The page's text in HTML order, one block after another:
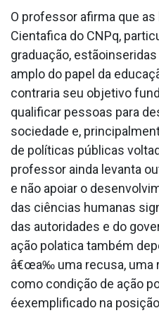
O professor afirma que
Cienta­fica do CNPq,
graduação,
amplo do papel da
contraria seu objetivo
qualificar pessoas para
sociedade e,
de políticas públicas
professor ainda levanta
e não apoiar o
das ciências humanas
das autoridades e do
ação pola­tica também
â€œa‰ uma recusa, uma
como condição de ação
éexemplificado na